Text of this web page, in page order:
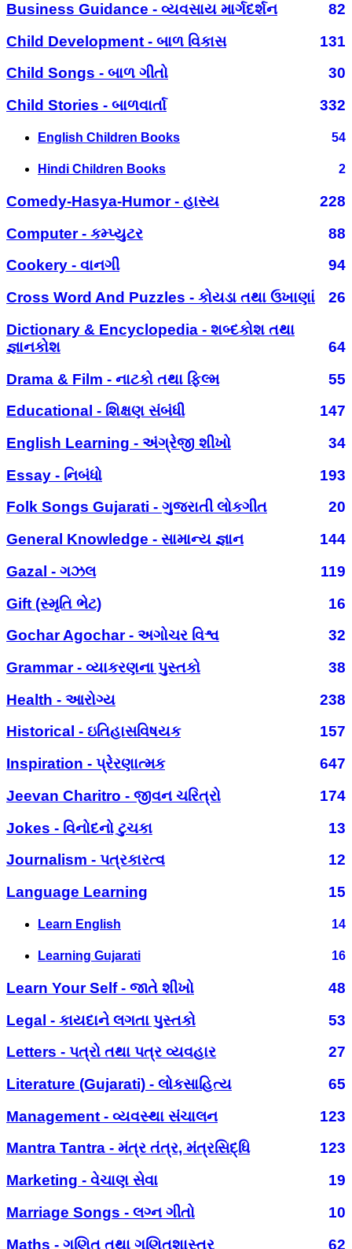
Business Guidance - વ્યવસાય માર્ગદર્શન
82
Child Development - બાળ વિકાસ
131
Child Songs - બાળ ગીતો
30
Child Stories - બાળવાર્તા
332
English Children Books 54
Hindi Children Books 2
Comedy-Hasya-Humor - હાસ્ય
228
Computer - કમ્પ્યુટર
88
Cookery - વાનગી
94
Cross Word And Puzzles - કોયડા તથા ઉખાણાં
26
Dictionary & Encyclopedia - શબ્દકોશ તથા
જ્ઞાનકોશ
64
Drama & Film - નાટકો તથા ફિલ્મ
55
Educational - શિક્ષણ સંબંધી
147
English Learning - અંગ્રેજી શીખો
34
Essay - નિબંધો
193
Folk Songs Gujarati - ગુજરાતી લોકગીત
20
General Knowledge - સામાન્ય જ્ઞાન
144
Gazal - ગઝલ
119
Gift (સ્મૃતિ ભેટ)
16
Gochar Agochar - અગોચર વિશ્વ
32
Grammar - વ્યાકરણના પુસ્તકો
38
Health - આરોગ્ય
238
Historical - ઇતિહાસવિષયક
157
Inspiration - પ્રેરણાત્મક
647
Jeevan Charitro - જીવન ચરિત્રો
174
Jokes - વિનોદનો ટુચકા
13
Journalism - પત્રકારત્વ
12
Language Learning
15
Learn English 14
Learning Gujarati 16
Learn Your Self - જાતે શીખો
48
Legal - કાયદાને લગતા પુસ્તકો
53
Letters - પત્રો તથા પત્ર વ્યવહાર
27
Literature (Gujarati) - લોકસાહિત્ય
65
Management - વ્યવસ્થા સંચાલન
123
Mantra Tantra - મંત્ર તંત્ર, મંત્રસિદ્ધિ
123
Marketing - વેચાણ સેવા
19
Marriage Songs - લગ્ન ગીતો
10
Maths - ગણિત તથા ગણિતશાસ્ત્ર
62